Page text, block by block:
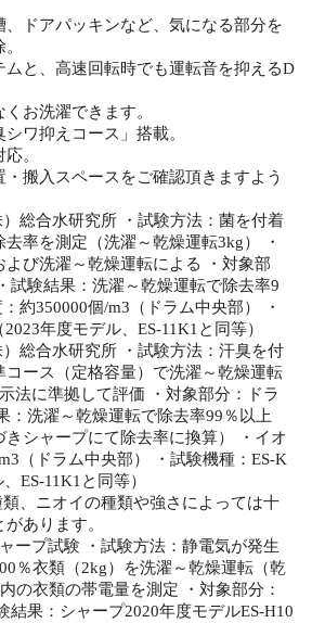
、ドアパッキンなど、気になる部分を
ムと、高速回転時でも運転音を抑えるD
お洗濯できます。
ワ抑えコース」搭載。
。
搬入スペースをご確認頂きますよう
総合水研究所 ・試験方法：菌を付着
率を測定（洗濯～乾燥運転3kg） ・
よび洗濯～乾燥運転による ・対象部
試験結果：洗濯～乾燥運転で除去率9
約350000個/m3（ドラム中央部） ・
年度モデル、ES-11K1と同等）
総合水研究所 ・試験方法：汗臭を付
コース（定格容量）で洗濯～乾燥運転
法に準拠して評価 ・対象部分：ドラ
：洗濯～乾燥運転で除去率99％以上
きシャープにて除去率に換算） ・イオ
（ドラム中央部） ・試験機種：ES-K
ES-11K1と同等）
、ニオイの種類や強さによっては十
あります。
プ試験 ・試験方法：静電気が発生
％衣類（2kg）を洗濯～乾燥運転（乾
の衣類の帯電量を測定 ・対象部分：
結果：シャープ2020年度モデルES-H10